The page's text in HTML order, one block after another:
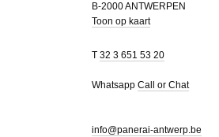
B-2000 ANTWERPEN
Toon op kaart
T 32 3 651 53 20
Whatsapp Call or Chat
info@panerai-antwerp.be